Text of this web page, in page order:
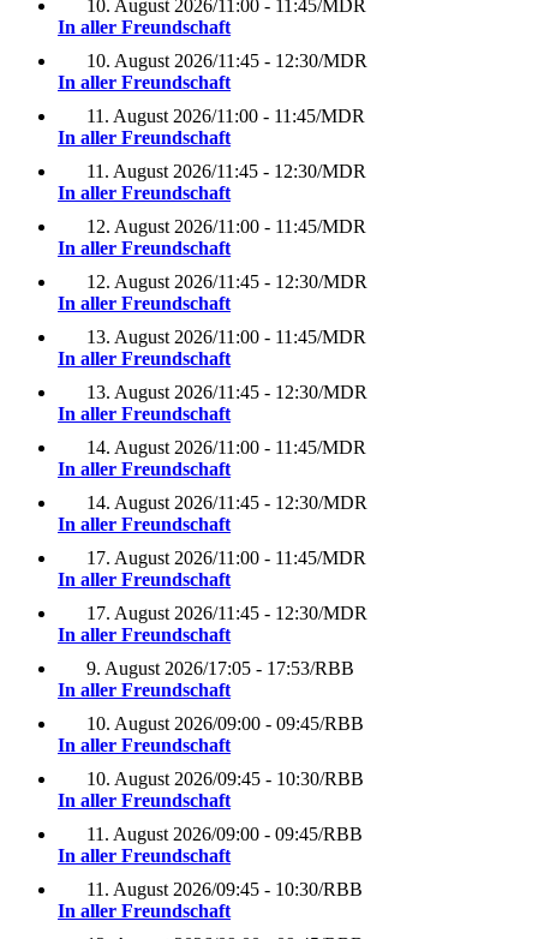
10. August 2026/11:00 - 11:45/MDR
In aller Freundschaft
10. August 2026/11:45 - 12:30/MDR
In aller Freundschaft
11. August 2026/11:00 - 11:45/MDR
In aller Freundschaft
11. August 2026/11:45 - 12:30/MDR
In aller Freundschaft
12. August 2026/11:00 - 11:45/MDR
In aller Freundschaft
12. August 2026/11:45 - 12:30/MDR
In aller Freundschaft
13. August 2026/11:00 - 11:45/MDR
In aller Freundschaft
13. August 2026/11:45 - 12:30/MDR
In aller Freundschaft
14. August 2026/11:00 - 11:45/MDR
In aller Freundschaft
14. August 2026/11:45 - 12:30/MDR
In aller Freundschaft
17. August 2026/11:00 - 11:45/MDR
In aller Freundschaft
17. August 2026/11:45 - 12:30/MDR
In aller Freundschaft
9. August 2026/17:05 - 17:53/RBB
In aller Freundschaft
10. August 2026/09:00 - 09:45/RBB
In aller Freundschaft
10. August 2026/09:45 - 10:30/RBB
In aller Freundschaft
11. August 2026/09:00 - 09:45/RBB
In aller Freundschaft
11. August 2026/09:45 - 10:30/RBB
In aller Freundschaft